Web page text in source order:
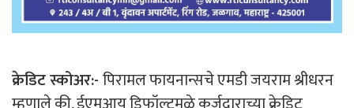
क्रेडिट स्कोअर:-पिरामल फायनान्सचे एमडी जयराम श्रीधरन